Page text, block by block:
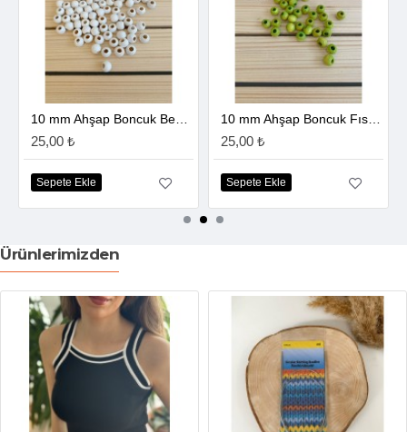
25,00 ₺
Sepete Ekle
25,00 ₺
Sepete Ekle
Ürünlerimizden